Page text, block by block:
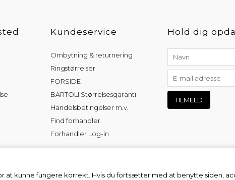
at kunne fungere korrekt. Hvis du fortsætter med at benytte siden,
Kundeservice
Ombytning & returnering
Ringstørrelser
FORSIDE
BARTOLI Størrelsesgaranti
Handelsbetingelser m.v.
Find forhandler
Forhandler Log-in
Hold dig